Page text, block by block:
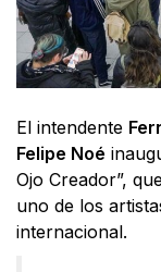
El intendente
Felipe Noé
Ojo Creador”,
uno de los
internacional.